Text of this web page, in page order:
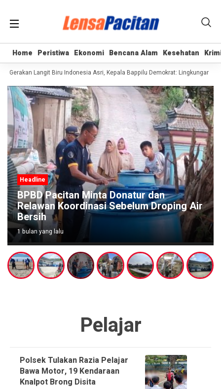
Home Peristiwa Ekonomi Bencana Alam Kesehatan
Home Peristiwa Ekonomi Bencana Alam Kesehatan
Gerakan Langit Biru Indonesia Asri, Kepala Bappilu Demokrat: Lingkungan
Headline
BPBD Pacitan Minta Donatur dan
Relawan Koordinasi Sebelum Droping Air
Bersih
1 bulan yang lalu
Pelajar
Polsek Tulakan Razia Pelajar
Bawa Motor, 19 Kendaraan
Knalpot Brong Disita